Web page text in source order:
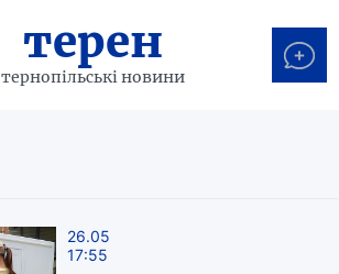
терен
тернопільські новини
26.05
17:55